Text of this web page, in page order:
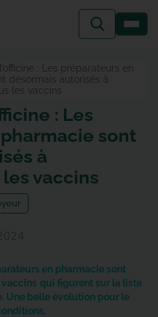
: Les préparateurs en
désormais autorisés à
les vaccins
: Les
sont
à
vaccins
en pharmacie sont
qui figurent sur la liste
Une belle évolution pour le